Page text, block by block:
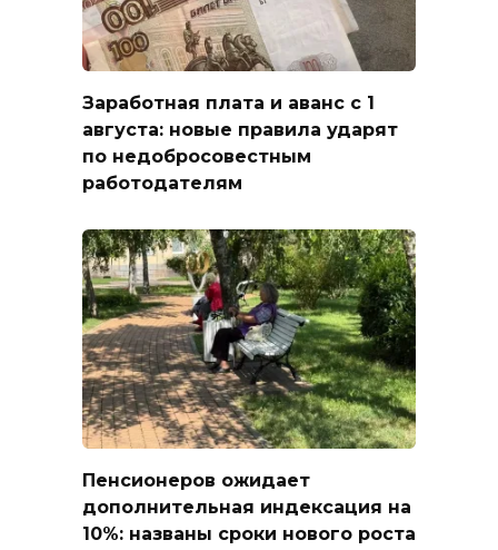
Заработная плата и аванс с 1
августа: новые правила ударят
по недобросовестным
работодателям
Пенсионеров ожидает
дополнительная индексация на
10%: названы сроки нового роста